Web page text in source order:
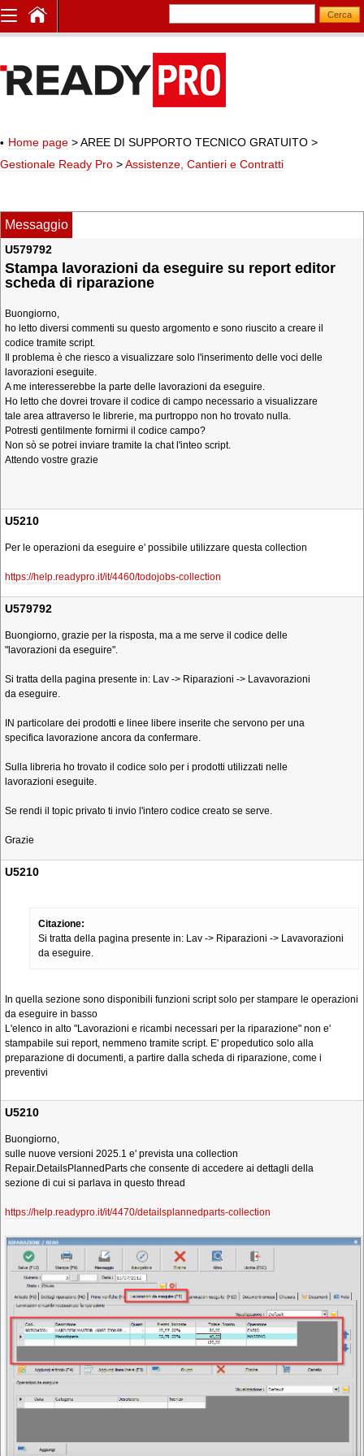
Home page > AREE DI SUPPORTO TECNICO GRATUITO >
Gestionale Ready Pro >Assistenze, Cantieri e Contratti
Messaggio
U579792
Stampa lavorazioni da eseguire su report editor
scheda di riparazione
Buongiorno,
ho letto diversi commenti su questo argomento e sono riuscito a creare il
codice tramite script.
Il problema è che riesco a visualizzare solo l'inserimento delle voci delle
lavorazioni eseguite.
A me interesserebbe la parte delle lavorazioni da eseguire.
Ho letto che dovrei trovare il codice di campo necessario a visualizzare
tale area attraverso le librerie, ma purtroppo non ho trovato nulla.
Potresti gentilmente fornirmi il codice campo?
Non sò se potrei inviare tramite la chat l'inteo script.
Attendo vostre grazie
U5210
Per le operazioni da eseguire e' possibile utilizzare questa collection
https://help.readypro.it/it/4460/todojobs-collection
U579792
Buongiorno, grazie per la risposta, ma a me serve il codice delle
"lavorazioni da eseguire".
Si tratta della pagina presente in: Lav -> Riparazioni -> Lavavorazioni
da eseguire.
IN particolare dei prodotti e linee libere inserite che servono per una
specifica lavorazione ancora da confermare.
Sulla libreria ho trovato il codice solo per i prodotti utilizzati nelle
lavorazioni eseguite.
Se rendi il topic privato ti invio l'intero codice creato se serve.
Grazie
U5210
Citazione:
Si tratta della pagina presente in: Lav -> Riparazioni -> Lavavorazioni
da eseguire.
In quella sezione sono disponibili funzioni script solo per stampare le operazioni
da eseguire in basso
L'elenco in alto "Lavorazioni e ricambi necessari per la riparazione" non e'
stampabile sui report, nemmeno tramite script. E' propedutico solo alla
preparazione di documenti, a partire dalla scheda di riparazione, come i
preventivi
U5210
Buongiorno,
sulle nuove versioni 2025.1 e' prevista una collection
Repair.DetailsPlannedParts che consente di accedere ai dettagli della
sezione di cui si parlava in questo thread
https://help.readypro.it/it/4470/detailsplannedparts-collection